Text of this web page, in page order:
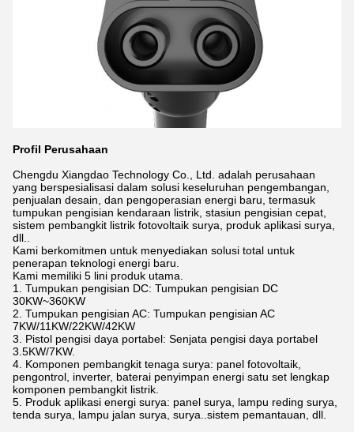
Profil Perusahaan
Chengdu Xiangdao Technology Co., Ltd. adalah perusahaan
yang berspesialisasi dalam solusi keseluruhan pengembangan,
penjualan desain, dan pengoperasian energi baru, termasuk
tumpukan pengisian kendaraan listrik, stasiun pengisian cepat,
sistem pembangkit listrik fotovoltaik surya, produk aplikasi surya,
dll..
Kami berkomitmen untuk menyediakan solusi total untuk
penerapan teknologi energi baru.
Kami memiliki 5 lini produk utama.
1. Tumpukan pengisian DC: Tumpukan pengisian DC
30KW~360KW
2. Tumpukan pengisian AC: Tumpukan pengisian AC
7KW/11KW/22KW/42KW
3. Pistol pengisi daya portabel: Senjata pengisi daya portabel
3.5KW/7KW.
4. Komponen pembangkit tenaga surya: panel fotovoltaik,
pengontrol, inverter, baterai penyimpan energi satu set lengkap
komponen pembangkit listrik.
5. Produk aplikasi energi surya: panel surya, lampu reding surya,
tenda surya, lampu jalan surya, surya..sistem pemantauan, dll.